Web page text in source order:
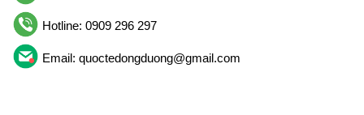
Hotline: 0909 296 297
Email: quoctedongduong@gmail.com